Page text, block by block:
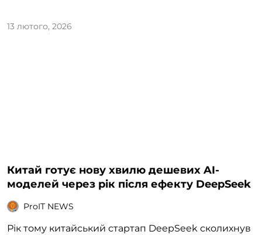
13 лютого, 2026
Китай готує нову хвилю дешевих AI-
моделей через рік після ефекту DeepSeek
ProIT NEWS
Рік тому китайський стартап DeepSeek сколихнув